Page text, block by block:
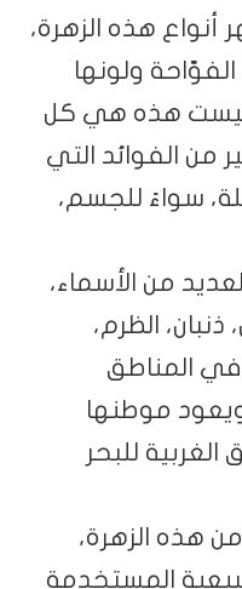
أنواع هذه الزهرة،
ولونها
ليست هذه هي كل
من الفوائد التي
سواءً للجسم،
من الأسماء،
ذنبان، الظرم،
المناطق
ويعود موطنها
للبحر
هذه الزهرة،
المستخدمة